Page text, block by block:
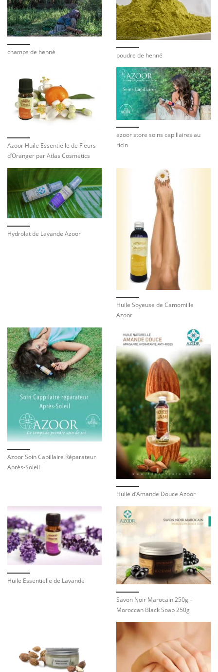
champs de henné poudre de henné
Azoor Huile Essentielle de Fleurs
d’Oranger par Atlas Cosmetics
azoor store soins capillaires au
ricin
Hydrolat de Lavande Azoor
Huile Soyeuse de Camomille
Azoor
Azoor Soin Capillaire Réparateur
Après-Soleil
Huile d’Amande Douce Azoor
Huile Essentielle de Lavande
Savon Noir Marocain 250g –
Moroccan Black Soap 250g